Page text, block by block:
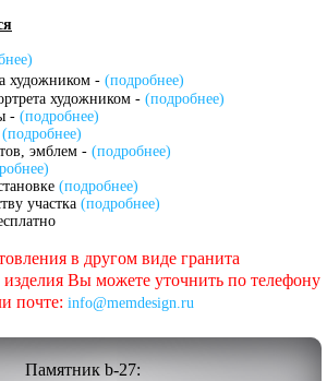
художником - (подробнее)
художником - (подробнее)
- (подробнее)
(подробнее)
эмблем - (подробнее)
(подробнее)
участка (подробнее)
в другом виде гранита
изделия Вы можете уточнить по телефону
почте: info@memdesign.ru
Памятник b-27: